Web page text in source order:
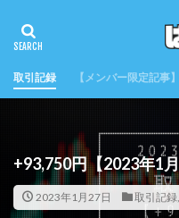
取引記録 【メンバー限定記事】
+93,750円【2023年1
2023年1月27日 取引記録,